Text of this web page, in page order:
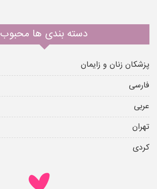
دسته بندی ها محبوب
پزشکان زنان و زایمان
فارسی
عربی
تهران
کردی